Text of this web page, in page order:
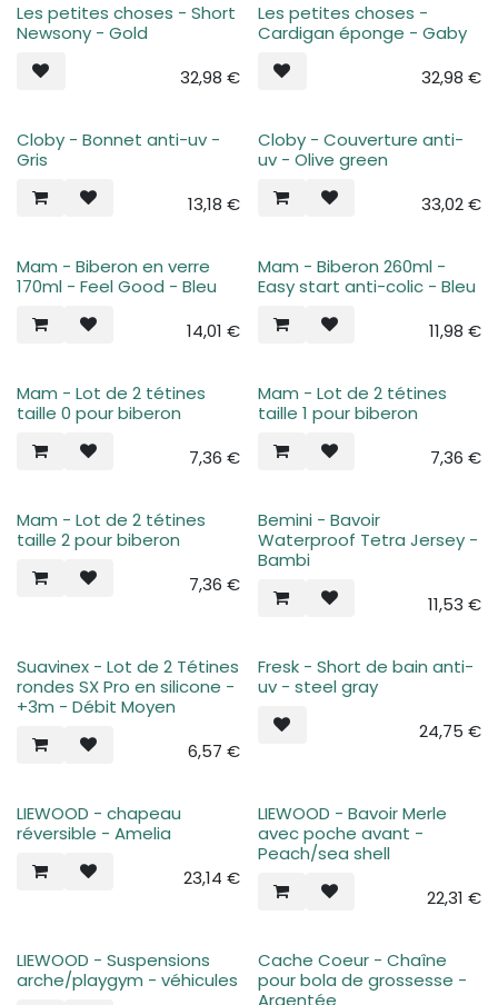
Les petites choses - Short
Newsony - Gold
32,98 €
Les petites choses -
Cardigan éponge - Gaby
32,98 €
Cloby - Bonnet anti-uv -
Gris
13,18 €
Cloby - Couverture anti-
uv - Olive green
33,02€
Mam - Biberon en verre
170ml - Feel Good - Bleu
14,01 €
Mam - Biberon 260ml -
Easy start anti-colic - Bleu
11,98 €
Mam - Lot de 2 tétines
taille 0 pour biberon
7,36 €
Mam - Lot de 2 tétines
taille 1 pour biberon
7,36 €
Mam - Lot de 2 tétines
taille 2 pour biberon
7,36 €
Bemini - Bavoir
Waterproof Tetra Jersey -
Bambi
11,53 €
Suavinex - Lot de 2 Tétines
rondes SX Pro en silicone -
+3m - Débit Moyen
6,57 €
Fresk - Short de bain anti-
uv - steel gray
24,75 €
LIEWOOD - chapeau
réversible - Amelia
23,14 €
LIEWOOD - Bavoir Merle
avec poche avant -
Peach/sea shell
22,31 €
LIEWOOD - Suspensions
arche/playgym - véhicules
Cache Coeur - Chaîne
pour bola de grossesse -
Argentée